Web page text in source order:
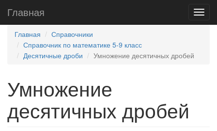
Главная
Главная
Справочники
Справочник по математике 5-9 класс
Десятичные дроби
Умножение десятичных дробей
Умножение
десятичных дробей